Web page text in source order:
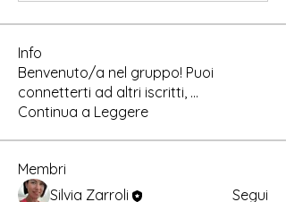
Info
Benvenuto/a nel gruppo! Puoi
connetterti ad altri iscritti, ...
Continua a Leggere
Membri
Silvia Zarroli
Segui